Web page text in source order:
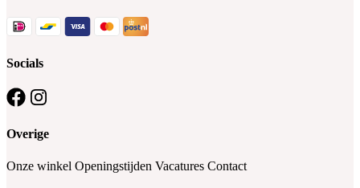
Socials
Overige
Onze winkel Openingstijden Vacatures Contact